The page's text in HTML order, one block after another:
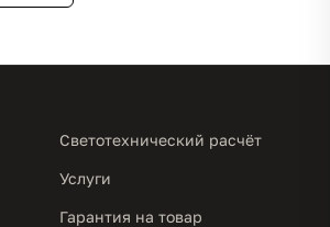
Светотехнический расчёт
Услуги
Гарантия на товар